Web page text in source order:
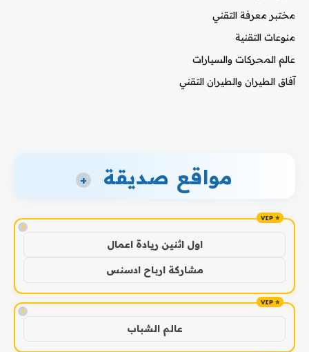
مختبر معرفة التقني
منوعات التقنية
عالم المحركات والسيارات
آفاق الطيران والطيران التقني
مواقع صديقة +
!
اول اثنين ريادة اعمال
مشاركة ارباح ادسنس
!
عالم الشباب